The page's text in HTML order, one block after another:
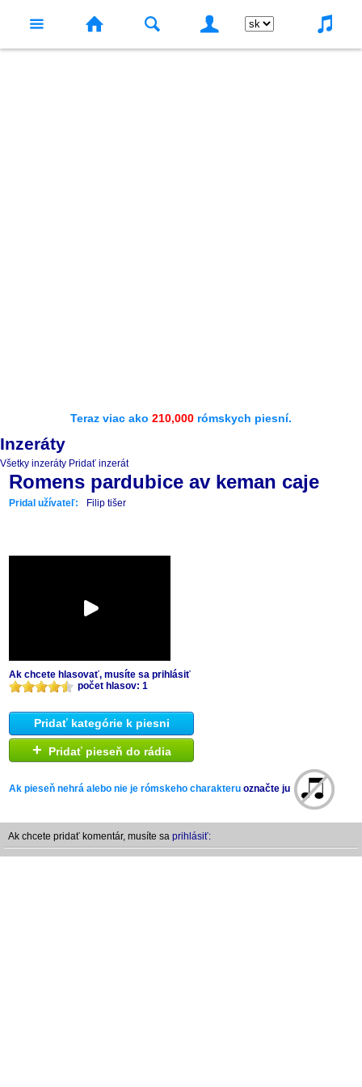
Teraz viac ako 210,000 rómskych piesní.
Inzeráty
Všetky inzeráty Pridať inzerát
Romens pardubice av keman caje
Pridal užívateľ: Filip tišer
Ak chcete hlasovať, musíte sa prihlásiť
počet hlasov: 1
Pridať kategórie k piesni
+ Pridať pieseň do rádia
Ak pieseň nehrá alebo nie je rómskeho charakteru označte ju
Ak chcete pridať komentár, musíte sa prihlásiť: